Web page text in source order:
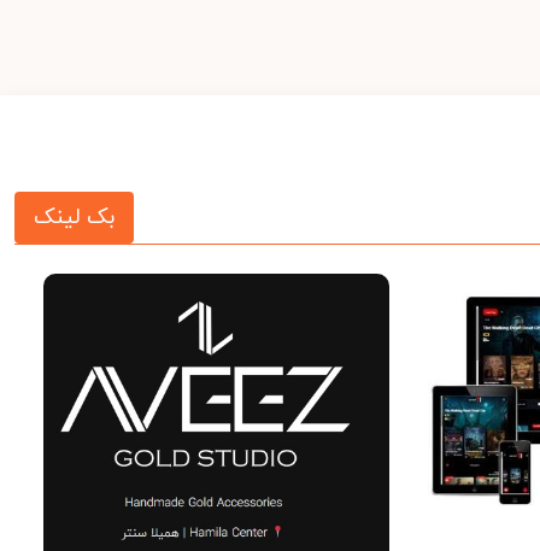
بک لینک